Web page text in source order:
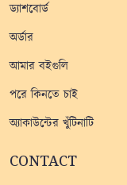
ড্যাশবোর্ড
অর্ডার
আমার বইগুলি
পরে কিনতে চাই
অ্যাকাউন্টের খুঁটিনাটি
CONTACT